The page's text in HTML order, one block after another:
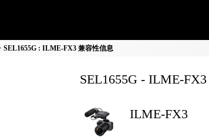
SEL1655G : ILME-FX3 兼容性信息
SEL1655G - ILME-
ILME-FX3